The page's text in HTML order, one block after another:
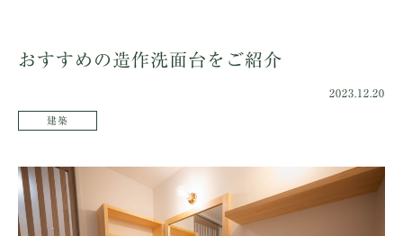
おすすめの造作洗面台をご紹介
2023.12.20
建築